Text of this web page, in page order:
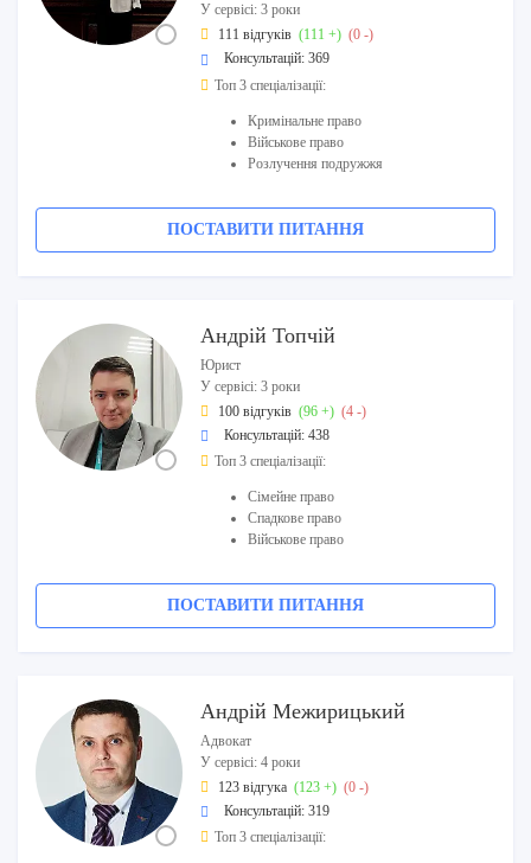
У сервісі: 3 роки
111 відгуків (111 +) (0 -)
Консультацій: 369
Топ 3 спеціалізації:
Кримінальне право
Військове право
Розлучення подружжя
ПОСТАВИТИ ПИТАННЯ
Андрій Топчій
Юрист
У сервісі: 3 роки
100 відгуків (96 +) (4 -)
Консультацій: 438
Топ 3 спеціалізації:
Сімейне право
Спадкове право
Військове право
ПОСТАВИТИ ПИТАННЯ
Андрій Межирицький
Адвокат
У сервісі: 4 роки
123 відгука (123 +) (0 -)
Консультацій: 319
Топ 3 спеціалізації: